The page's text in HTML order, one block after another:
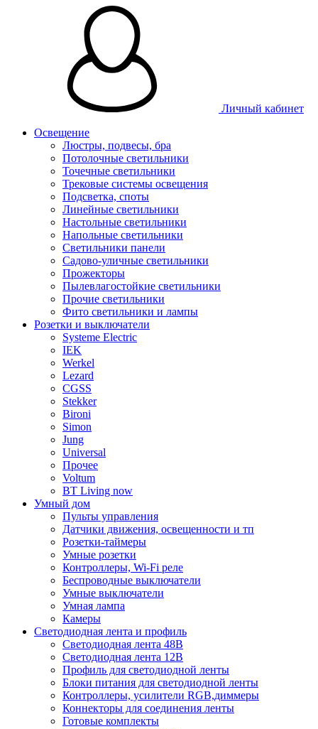
Личный кабинет
Освещение
Люстры, подвесы, бра
Потолочные светильники
Точечные светильники
Трековые системы освещения
Подсветка, споты
Линейные светильники
Настольные светильники
Напольные светильники
Светильники панели
Садово-уличные светильники
Прожекторы
Пылевлагостойкие светильники
Прочие светильники
Фито светильники и лампы
Розетки и выключатели
Systeme Electric
IEK
Werkel
Lezard
CGSS
Stekker
Bironi
Simon
Jung
Universal
Прочее
Voltum
BT Living now
Умный дом
Пульты управления
Датчики движения, освещенности и тп
Розетки-таймеры
Умные розетки
Контроллеры, Wi-Fi реле
Беспроводные выключатели
Умные выключатели
Умная лампа
Камеры
Светодиодная лента и профиль
Светодиодная лента 48В
Светодиодная лента 12В
Профиль для светодиодной ленты
Блоки питания для светодиодной ленты
Контроллеры, усилители RGB,диммеры
Коннекторы для соединения ленты
Готовые комплекты